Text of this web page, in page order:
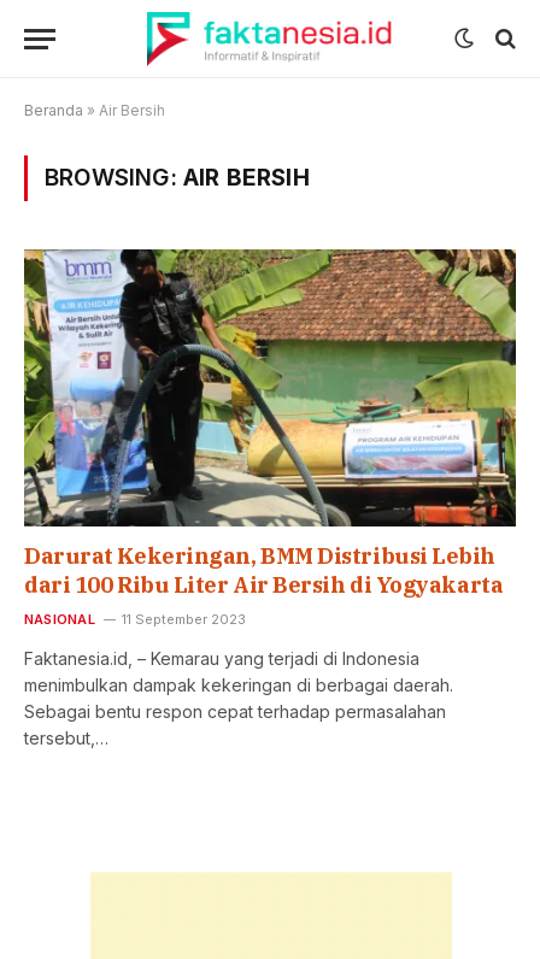
Beranda » Air Bersih
BROWSING: AIR BERSIH
Darurat Kekeringan, BMM Distribusi Lebih
dari 100 Ribu Liter Air Bersih di Yogyakarta
NASIONAL 11 September 2023
Faktanesia.id, – Kemarau yang terjadi di Indonesia
menimbulkan dampak kekeringan di berbagai daerah.
Sebagai bentu respon cepat terhadap permasalahan
tersebut,…